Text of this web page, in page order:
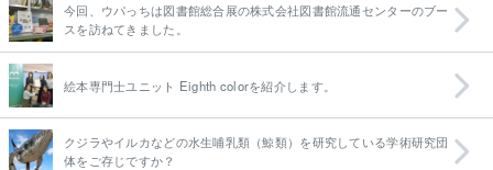
今回、ウパっちは図書館総合展の株式会社図書館流通センターのブー
スを訪ねてきました。
絵本専門士ユニット Eighth colorを紹介します。
クジラやイルカなどの水生哺乳類（鯨類）を研究している学術研究団
体をご存じですか？